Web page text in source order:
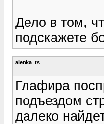
Дело в том,
подскажете
alenka_ts
Глафира
подъездом
далеко